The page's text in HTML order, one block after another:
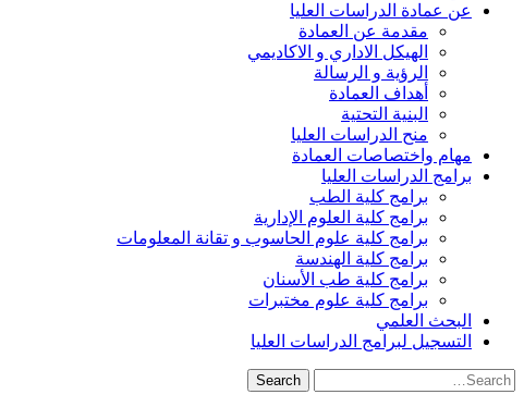
عن عمادة الدراسات العليا
مقدمة عن العمادة
الهيكل الاداري و الاكاديمي
الرؤية و الرسالة
أهداف العمادة
البنية التحتية
منح الدراسات العليا
مهام واختصاصات العمادة
برامج الدراسات العليا
برامج كلية الطب
برامج كلية العلوم الإدارية
برامج كلية علوم الحاسوب و تقانة المعلومات
برامج كلية الهندسة
برامج كلية طب الأسنان
برامج كلية علوم مختبرات
البحث العلمي
التسجيل لبرامج الدراسات العليا
Search
for: